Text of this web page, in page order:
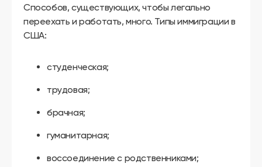
Способов, существующих, чтобы легально
переехать и работать, много. Типы иммиграции в
США:
студенческая;
трудовая;
брачная;
гуманитарная;
воссоединение с родственниками;